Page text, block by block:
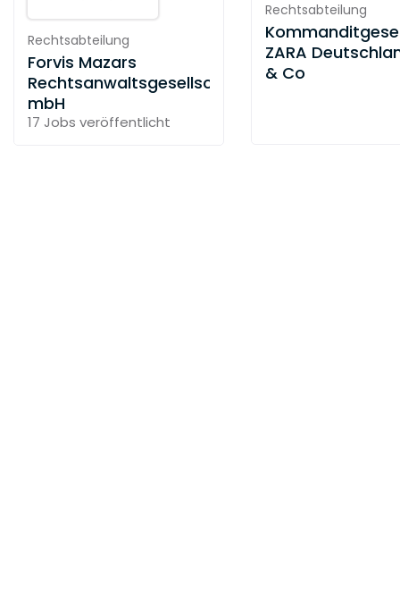
Rechtsabteilung
Forvis Mazars
Rechtsanwaltsgesellschaft
mbH
17 Jobs veröffentlicht
Rechtsabteilung
ZARA
& Co